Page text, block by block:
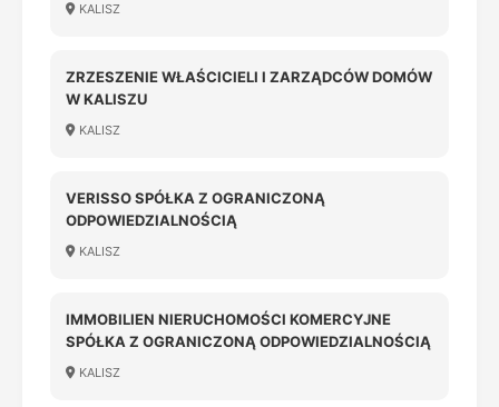
KALISZ
ZRZESZENIE WŁAŚCICIELI I ZARZĄDCÓW DOMÓW
W KALISZU
KALISZ
VERISSO SPÓŁKA Z OGRANICZONĄ
ODPOWIEDZIALNOŚCIĄ
KALISZ
IMMOBILIEN NIERUCHOMOŚCI KOMERCYJNE
SPÓŁKA Z OGRANICZONĄ ODPOWIEDZIALNOŚCIĄ
KALISZ